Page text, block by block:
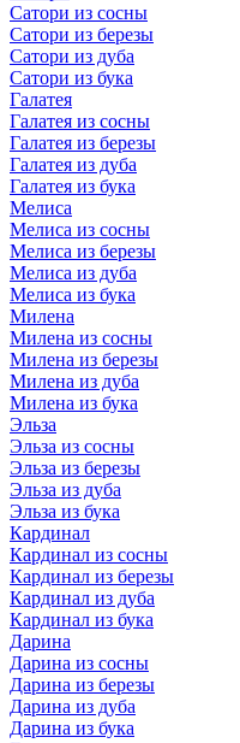
Сатори из сосны
Сатори из березы
Сатори из дуба
Сатори из бука
Галатея
Галатея из сосны
Галатея из березы
Галатея из дуба
Галатея из бука
Мелиса
Мелиса из сосны
Мелиса из березы
Мелиса из дуба
Мелиса из бука
Милена
Милена из сосны
Милена из березы
Милена из дуба
Милена из бука
Эльза
Эльза из сосны
Эльза из березы
Эльза из дуба
Эльза из бука
Кардинал
Кардинал из сосны
Кардинал из березы
Кардинал из дуба
Кардинал из бука
Дарина
Дарина из сосны
Дарина из березы
Дарина из дуба
Дарина из бука